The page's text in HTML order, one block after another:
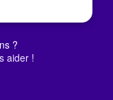
?
aider !